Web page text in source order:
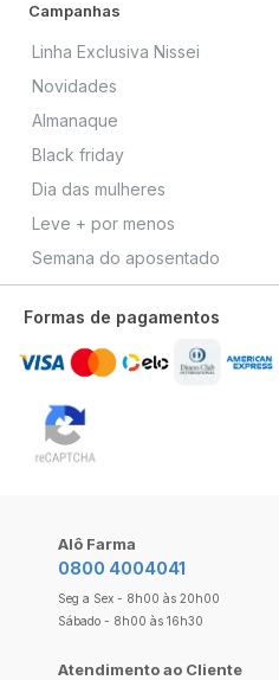
Campanhas
Linha Exclusiva Nissei
Novidades
Almanaque
Black friday
Dia das mulheres
Leve + por menos
Semana do aposentado
Formas de pagamentos
Alô Farma
0800 4004041
Seg a Sex - 8h00 às 20h00
Sábado - 8h00 às 16h30
Atendimento ao Cliente